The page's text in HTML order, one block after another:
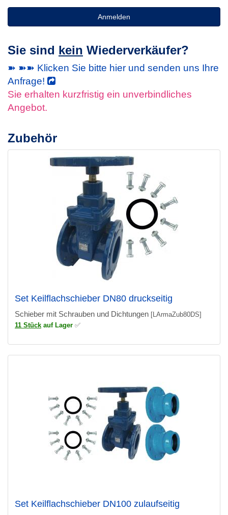
Anmelden
Sie sind kein Wiederverkäufer?
➽ ➽➽ Klicken Sie bitte hier und senden uns Ihre
Anfrage!
Sie erhalten kurzfristig ein unverbindliches
Angebot.
Zubehör
Set Keilflachschieber DN80 druckseitig
Schieber mit Schrauben und Dichtungen [LArmaZub80DS]
11 Stück auf Lager ✅
Set Keilflachschieber DN100 zulaufseitig